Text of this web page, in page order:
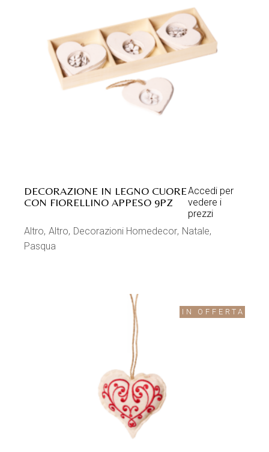
DECORAZIONE IN LEGNO CUORE
CON FIORELLINO APPESO 9PZ
Accedi per
vedere i
prezzi
Altro Altro Decorazioni Homedecor Natale
Pasqua
IN OFFERTA